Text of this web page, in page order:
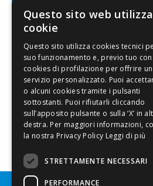
FACEBOOK
Questo sito web utilizza
cookie
Leggi di più
STRETTAMENTE NECESSARI
PERFORMANCE